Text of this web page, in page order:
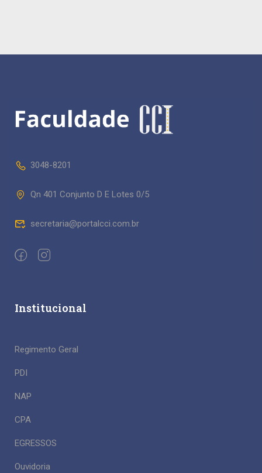
3048-8201
Qn 401 Conjunto D E Lotes 0/5
secretaria@portalcci.com.br
Institucional
Regimento Geral
PDI
NAP
CPA
EGRESSOS
Ouvidoria